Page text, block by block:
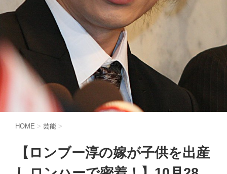
HOME > 芸能 >
【ロンブー淳の嫁が子供を出産